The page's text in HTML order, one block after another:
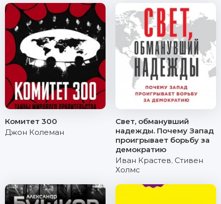
Комитет 300
Джон Колеман
Свет, обманувший
надежды. Почему Запад
проигрывает борьбу за
демократию
Иван Крастев, Стивен
Холмс